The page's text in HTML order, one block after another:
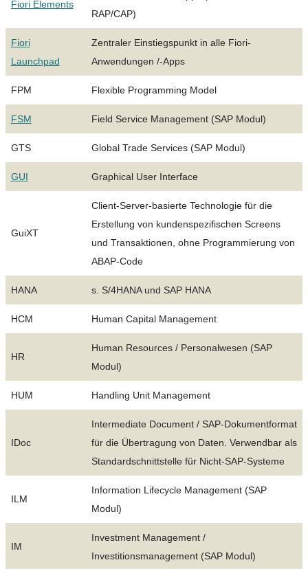
Fiori Elements
RAP/CAP)
Fiori
Launchpad
Zentraler Einstiegspunkt in alle Fiori-
Anwendungen /-Apps
FPM Flexible Programming Model
FSM Field Service Management (SAP Modul)
GTS Global Trade Services (SAP Modul)
GUI Graphical User Interface
GuiXT
Client-Server-basierte Technologie für die
Erstellung von kundenspezifischen Screens
und Transaktionen, ohne Programmierung von
ABAP-Code
HANA s. S/4HANA und SAP HANA
HCM Human Capital Management
HR
Human Resources / Personalwesen (SAP
Modul)
HUM Handling Unit Management
IDoc
Intermediate Document / SAP-Dokumentformat
für die Übertragung von Daten. Verwendbar als
Standardschnittstelle für Nicht-SAP-Systeme
ILM
Information Lifecycle Management (SAP
Modul)
IM
Investment Management /
Investitionsmanagement (SAP Modul)